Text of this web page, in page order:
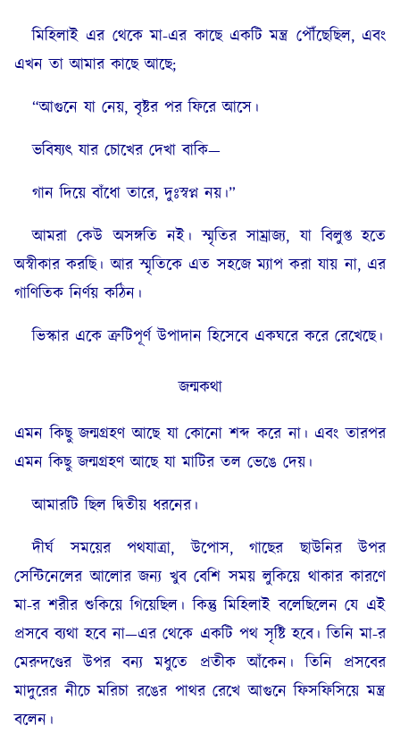
মিহিলাই এর থেকে মা-এর কাছে একটি মন্ত্র পৌঁছেছিল, এবং
এখন তা আমার কাছে আছে;
“আগুনে যা নেয়, বৃষ্টর পর ফিরে আসে।
ভবিষ্যৎ যার চোখের দেখা বাকি—
গান দিয়ে বাঁধো তারে, দুঃস্বপ্ন নয়।”
আমরা কেউ অসঙ্গতি নই। স্মৃতির সাম্রাজ্য, যা বিলুপ্ত হতে
অস্বীকার করছি। আর স্মৃতিকে এত সহজে ম্যাপ করা যায় না, এর
গাণিতিক নির্ণয় কঠিন।
ভিস্কার একে ত্রুটিপূর্ণ উপাদান হিসেবে একঘরে করে রেখেছে।
জন্মকথা
এমন কিছু জন্মগ্রহণ আছে যা কোনো শব্দ করে না। এবং তারপর
এমন কিছু জন্মগ্রহণ আছে যা মাটির তল ভেঙে দেয়।
আমারটি ছিল দ্বিতীয় ধরনের।
দীর্ঘ সময়ের পথযাত্রা, উপোস, গাছের ছাউনির উপর
সেন্টিনেলের আলোর জন্য খুব বেশি সময় লুকিয়ে থাকার কারণে
মা-র শরীর শুকিয়ে গিয়েছিল। কিন্তু মিহিলাই বলেছিলেন যে এই
প্রসবে ব্যথা হবে না—এর থেকে একটি পথ সৃষ্টি হবে। তিনি মা-র
মেরুদণ্ডের উপর বন্য মধুতে প্রতীক আঁকেন। তিনি প্রসবের
মাদুরের নীচে মরিচা রঙের পাথর রেখে আগুনে ফিসফিসিয়ে মন্ত্র
বলেন।